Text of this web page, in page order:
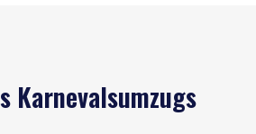
Karnevalsumzugs